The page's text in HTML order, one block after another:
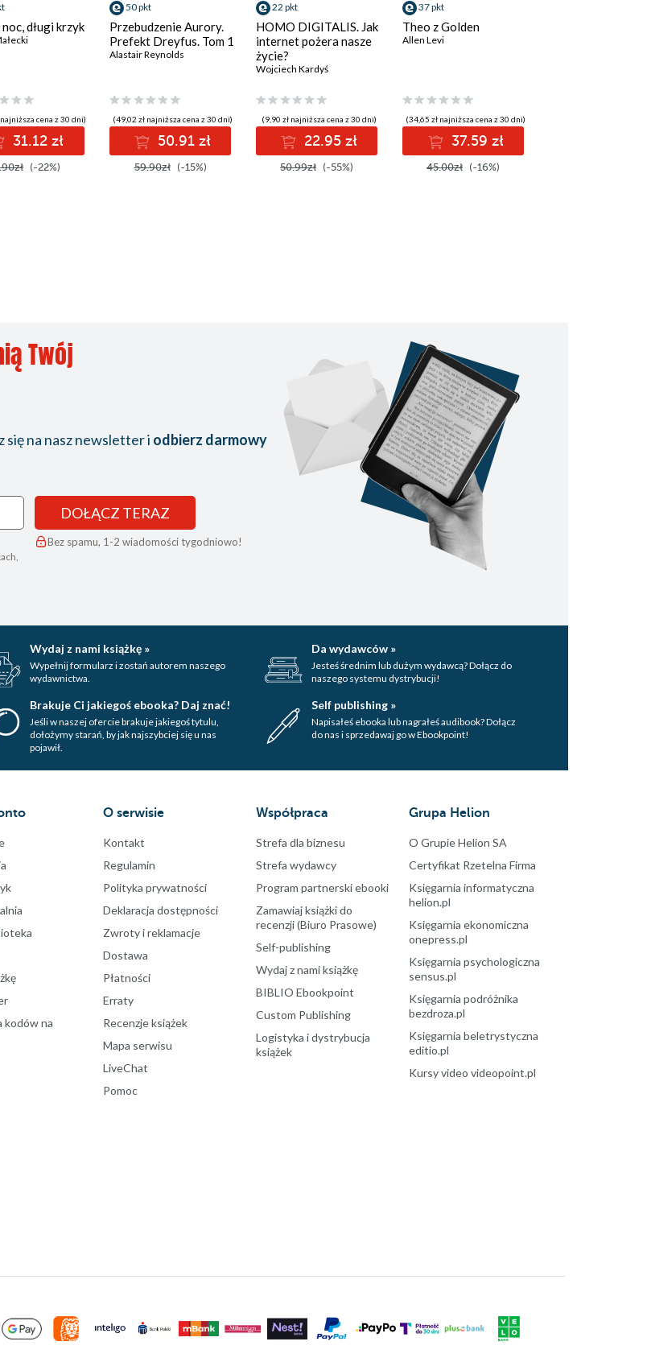
długi krzyk
cena z 30 dni)
31.12 zł
(-22%)
50 pkt
Przebudzenie Aurory.
Prefekt Dreyfus. Tom 1
Alastair Reynolds
(49,02 zł najniższa cena z 30 dni)
50.91 zł
59.90zł (-15%)
22 pkt
HOMO DIGITALIS. Jak
internet pożera nasze
życie?
Wojciech Kardyś
(9,90 zł najniższa cena z 30 dni)
22.95 zł
50.99zł (-55%)
37 pkt
Theo z Golden
Allen Levi
(34,65 zł najniższa cena z 30 dni)
37.59 zł
45.00zł (-16%)
Twój
się na nasz newsletter i odbierz darmowy
DOŁĄCZ TERAZ
Bez spamu, 1-2 wiadomości tygodniowo!
Wydaj z nami książkę »
Wypełnij formularz i zostań autorem naszego
wydawnictwa.
Da wydawców »
Jesteś średnim lub dużym wydawcą? Dołącz do
naszego systemu dystrybucji!
Brakuje Ci jakiegoś ebooka? Daj znać!
Jeśli w naszej ofercie brakuje jakiegoś tytulu,
dołożymy starań, by jak najszybciej się u nas
pojawił.
Self publishing »
Napisałeś ebooka lub nagrałeś audibook? Dołącz
do nas i sprzedawaj go w Ebookpoint!
kodów na
O serwisie
Kontakt
Regulamin
Polityka prywatności
Deklaracja dostępności
Zwroty i reklamacje
Dostawa
Płatności
Erraty
Recenzje książek
Mapa serwisu
LiveChat
Pomoc
Współpraca
Strefa dla biznesu
Strefa wydawcy
Program partnerski ebooki
Zamawiaj książki do
recenzji (Biuro Prasowe)
Self-publishing
Wydaj z nami książkę
BIBLIO Ebookpoint
Custom Publishing
Logistyka i dystrybucja
książek
Grupa Helion
O Grupie Helion SA
Certyfikat Rzetelna Firma
Księgarnia informatyczna
helion.pl
Księgarnia ekonomiczna
onepress.pl
Księgarnia psychologiczna
sensus.pl
Księgarnia podróżnika
bezdroza.pl
Księgarnia beletrystyczna
editio.pl
Kursy video videopoint.pl